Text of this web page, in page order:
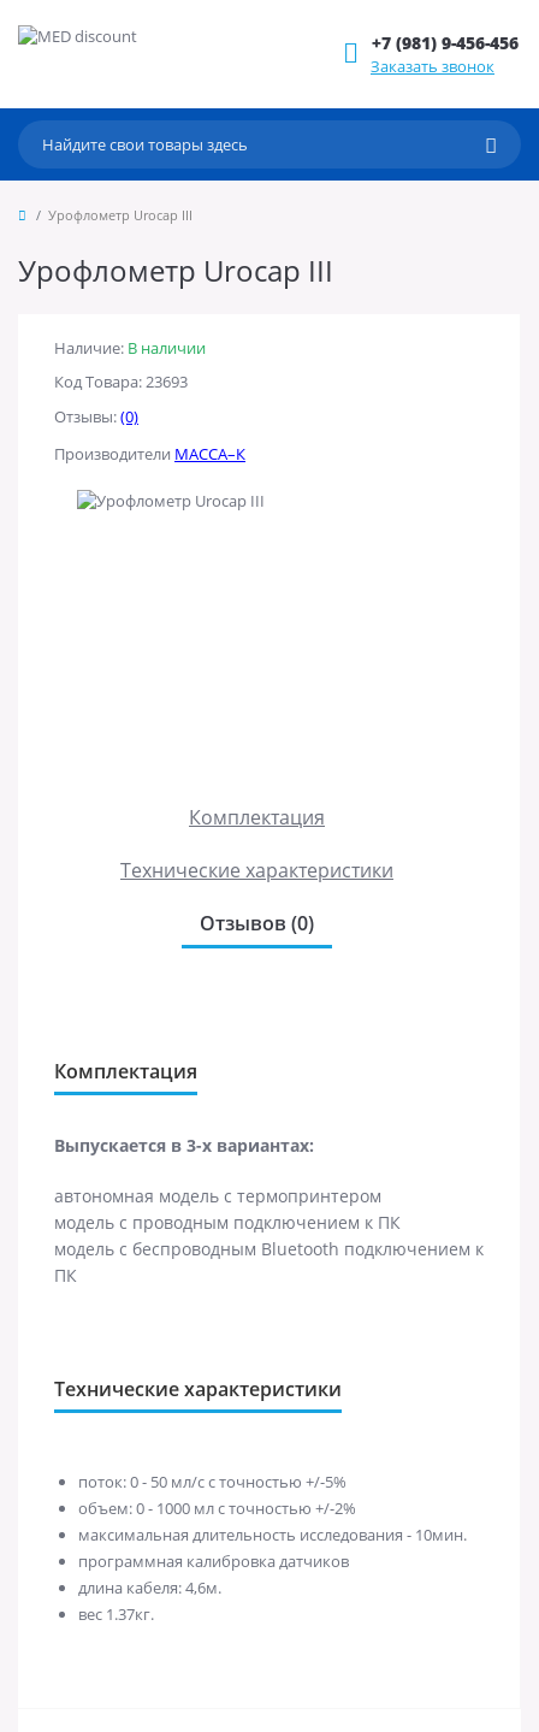
+7 (981) 9-456-456
Заказать звонок
Урофлометр Urocap III
Урофлометр Urocap III
Наличие: В наличии
Код Товара: 23693
Отзывы:(0)
Производители МАССА–К
Комплектация
Технические характеристики
Отзывов (0)
Комплектация
Выпускается в 3-х вариантах:
автономная модель с термопринтером
модель с проводным подключением к ПК
модель с беспроводным Bluetooth подключением к
ПК
Технические характеристики
поток: 0 - 50 мл/с с точностью +/-5%
объем: 0 - 1000 мл с точностью +/-2%
максимальная длительность исследования - 10мин.
программная калибровка датчиков
длина кабеля: 4,6м.
вес 1.37кг.